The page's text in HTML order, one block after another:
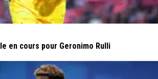
en cours pour Geronimo Rulli